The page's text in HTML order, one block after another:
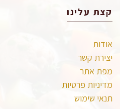
קצת עלינו
אודות
יצירת קשר
מפת אתר
מדיניות פרטיות
תנאי שימוש